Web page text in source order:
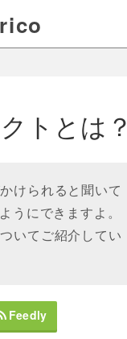
トとは？
けられると聞いて
うにできますよ。
いてご紹介してい
Feedly